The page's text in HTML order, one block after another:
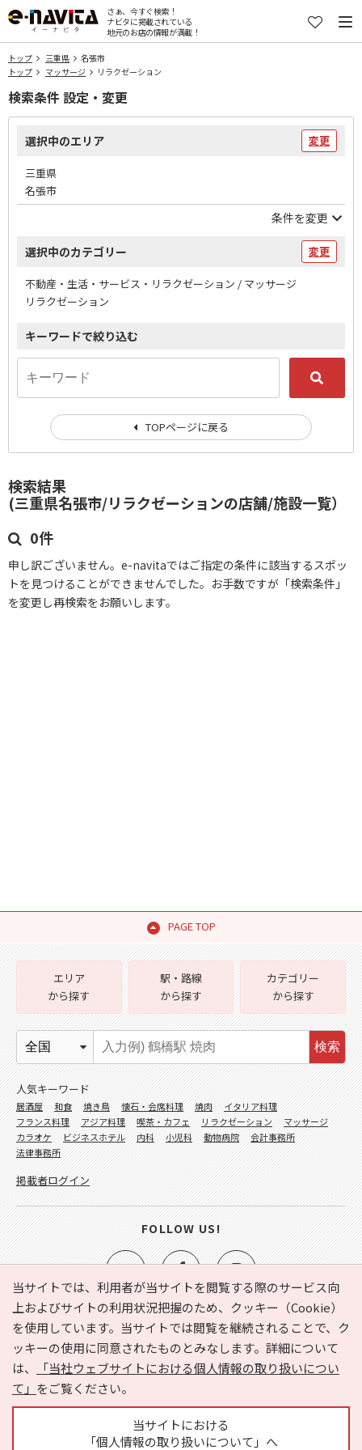
さぁ、今すぐ検索！
ナビタに掲載されている
地元のお店の情報が満載！
トップ 三重県
名張市
トップ
マッサージ リラクゼーション
検索結果
(三重県名張市/リラクゼーションの店舗/施設一覧）
0件
申し訳ございません。e-navitaではご指定の条件に該当するスポッ
トを見つけることができませんでした。お手数ですが「検索条件」
を変更し再検索をお願いします。
検索条件 設定・変更
選択中のエリア 変更
三重県
名張市
条件を変更
選択中のカテゴリー 変更
不動産・生活・サービス・リラクゼーション / マッサージ
リラクゼーション
キーワードで絞り込む
TOPページに戻る
PAGE TOP
当サイトでは、利用者が当サイトを閲覧する際のサービス向
上およびサイトの利用状況把握のため、クッキー（Cookie）
を使用しています。当サイトでは閲覧を継続されることで、ク
ッキーの使用に同意されたものとみなします。詳細について
は、
「当社ウェブサイトにおける個人情報の取り扱いについ
て」 をご覧ください。
当サイトにおける
「個人情報の取り扱いについて」へ
e-NAVITA（イーナビタ）とは？ お気に入り
ヘルプ
利用規約
個人情報の取り扱いについて
運営会社
サイトマップ
広告掲載に関するお問い合わせ
エリア
から探す
駅・路線
から探す
カテゴリー
から探す
検索
人気キーワード
居酒屋 和食 焼き鳥 懐石・会席料理 焼肉
イタリア料理
フランス料理
アジア料理 喫茶・カフェ リラクゼーション
マッサージ
カラオケ
ビジネスホテル 内科 小児科 動物病院
会計事務所
法律事務所
掲載者ログイン
FOLLOW US!